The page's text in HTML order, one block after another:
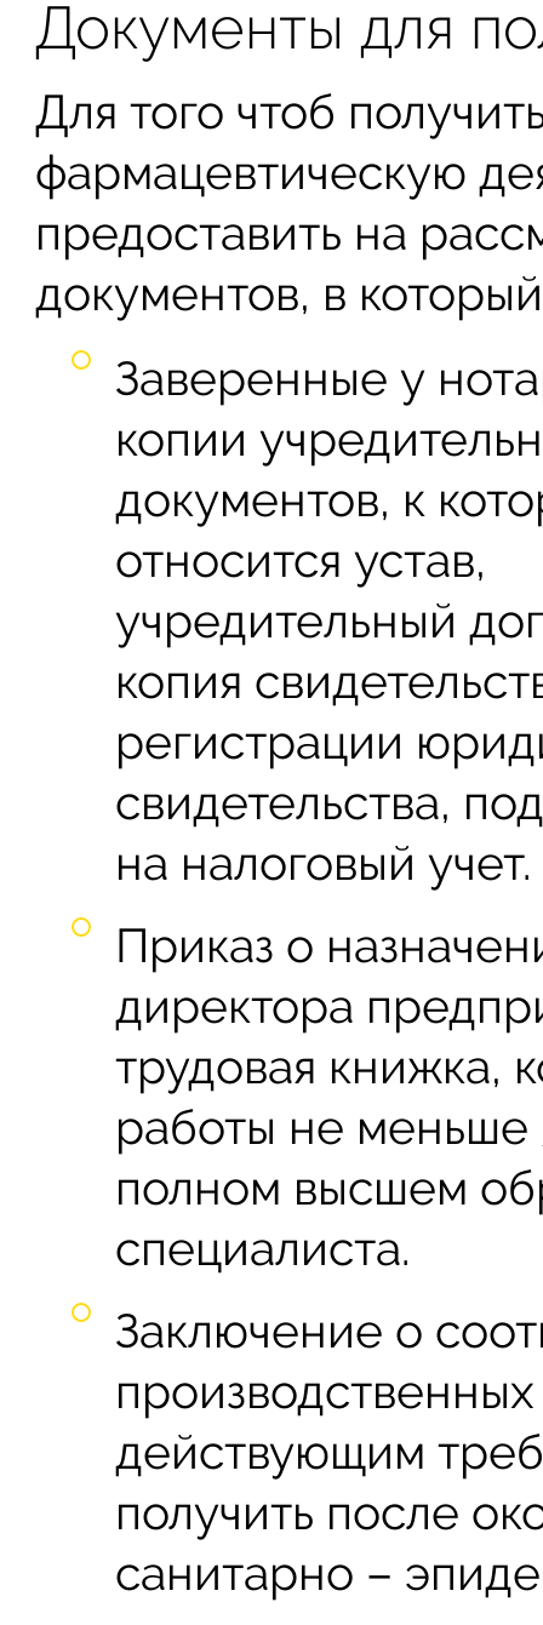
Документы для
Для того чтоб
фармацевтическую
предоставить на
документов, в
Заверенные у
копии
документов, к
относится устав,
учредительный
копия
регистрации
свидетельства,
на налоговый учет.
Приказ о
директора
трудовая книжка,
работы не меньше
полном высшем
специалиста.
Заключение о
действующим
получить после
санитарно –